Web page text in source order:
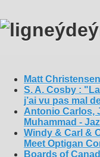
Matt
S. A. Cosby :
j’ai vu pas mal
Antonio Carlos,
Muhammad -
Windy & Carl &
Meet Optigan
Boards of